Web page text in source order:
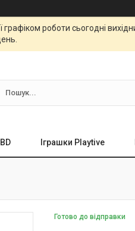
роботи сьогодні
Іграшки Playtive
Готово до відправки